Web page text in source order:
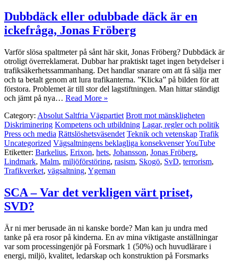
Dubbdäck eller odubbade däck är en
ickefråga, Jonas Fröberg
Varför slösa spaltmeter på sånt här skit, Jonas Fröberg? Dubbdäck är
otroligt överreklamerat. Dubbar har praktiskt taget ingen betydelser i
trafiksäkerhetssammanhang. Det handlar snarare om att få sälja mer
och ta betalt genom att lura trafikanterna. ”Klicka” på bilden för att
förstora. Problemet är till stor del lagstiftningen. Man hittar ständigt
och jämt på nya… Read More »
Category: Absolut Saltfria Vägpartiet Brott mot mänskligheten
Diskriminering Kompetens och utbildning Lagar, regler och politik
Press och media Rättslöshetsväsendet Teknik och vetenskap Trafik
Uncategorized Vägsaltningens beklagliga konsekvenserYouTube
Etiketter: Barkelius, Erixon, hets, Johansson, Jonas Fröberg,
Lindmark, Malm, miljöförstöring, rasism, Skogö, SvD, terrorism,
Trafikverket, vägsaltning, Ygeman
SCA – Var det verkligen värt priset,
SVD?
Är ni mer berusade än ni kanske borde? Man kan ju undra med
tanke på era rosor på kinderna. En av mina viktigaste anställningar
var som processingenjör på Forsmark 1 (50%) och huvudlärare i
energi, miljö, kvalitet, ledarskap och konstruktion på Forsmarks